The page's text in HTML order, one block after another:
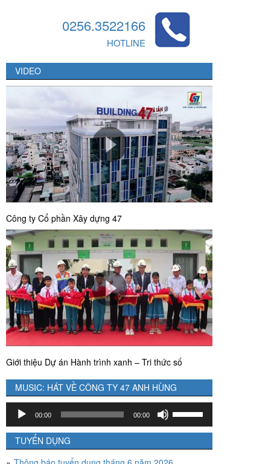
0256.3522166
HOTLINE
VIDEO
Công ty Cổ phần Xây dựng 47
Giới thiệu Dự án Hành trình xanh – Tri thức số
MUSIC: HÁT VỀ CÔNG TY 47 ANH HÙNG
Trình
chơi
Audio
00:00 00:00
các
phím
mũi
TUYỂN DỤNG